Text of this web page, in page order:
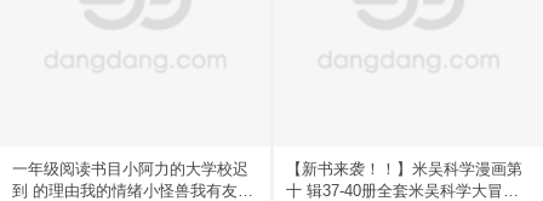
一年级阅读书目小阿力的大学校迟
到 的理由我的情绪小怪兽我有友情
【新书来袭！！】米吴科学漫画第
十 辑37-40册全套米吴科学大冒险